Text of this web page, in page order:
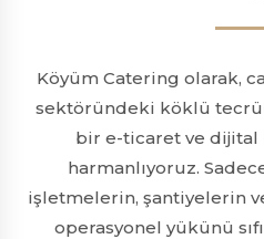
Köyüm Catering olarak,
sektöründeki köklü
bir e-ticaret ve dijital
harmanlıyoruz.
işletmelerin, şantiyelerin
operasyonel yükünü